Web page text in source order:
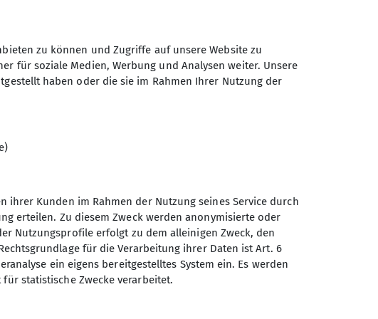
zu können und Zugriffe auf unsere Website zu
für soziale Medien, Werbung und Analysen weiter. Unsere
haben oder die sie im Rahmen Ihrer Nutzung der
ihrer Kunden im Rahmen der Nutzung seines Service durch
erteilen. Zu diesem Zweck werden anonymisierte oder
Nutzungsprofile erfolgt zu dem alleinigen Zweck, den
für die Verarbeitung ihrer Daten ist Art. 6
ein eigens bereitgestelltes System ein. Es werden
statistische Zwecke verarbeitet.